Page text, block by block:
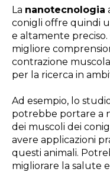
La nanotecnologia
conigli offre quindi
e altamente
migliore
contrazione
per la ricerca in
Ad esempio, lo
potrebbe portare a
dei muscoli dei
avere applicazioni
questi animali.
migliorare la salute